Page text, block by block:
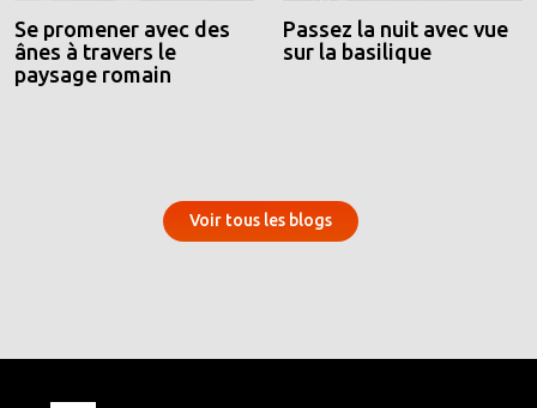
Se promener avec des
ânes à travers le
paysage romain
Passez la nuit avec vue
sur la basilique
Voir tous les blogs